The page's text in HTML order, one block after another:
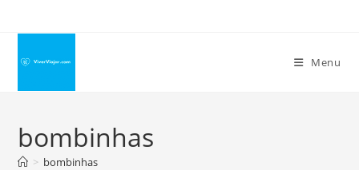
conteúdo
Menu
bombinhas
> bombinhas